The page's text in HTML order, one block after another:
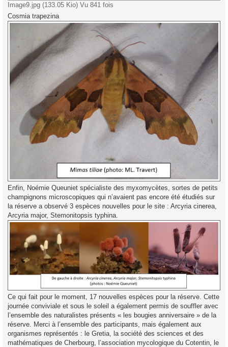
Image9.jpg (133.05 Kio) Vu 841 fois
Cosmia trapezina
Enfin, Noémie Queuniet spécialiste des myxomycètes, sortes de petits
champignons microscopiques qui n’avaient pas encore été étudiés sur
la réserve a observé 3 espèces nouvelles pour le site : Arcyria cinerea,
Arcyria major, Stemonitopsis typhina.
Ce qui fait pour le moment, 17 nouvelles espèces pour la réserve. Cette
journée conviviale et sous le soleil a également permis de souffler avec
l’ensemble des naturalistes présents « les bougies anniversaire » de la
réserve. Merci à l’ensemble des participants, mais également aux
organismes représentés : le Gretia, la société des sciences et des
mathématiques de Cherbourg, l’association mycologique du Cotentin, le